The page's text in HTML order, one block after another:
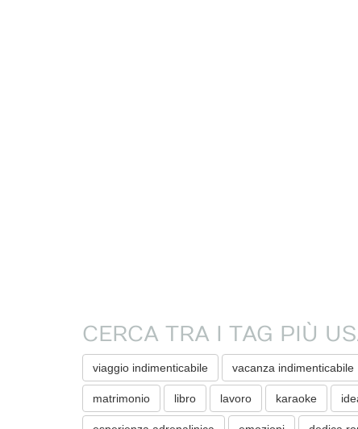
CERCA TRA I TAG PIÙ
viaggio indimenticabile vacanza indimenticabile
matrimonio libro lavoro karaoke